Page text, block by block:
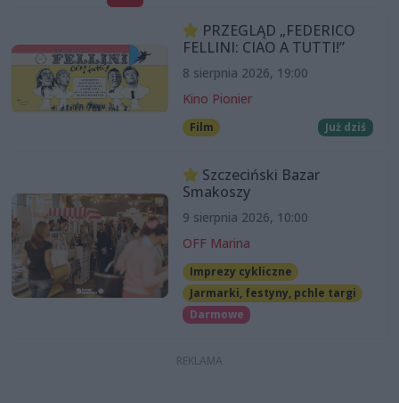
PRZEGLĄD „FEDERICO
FELLINI: CIAO A TUTTI!”
8 sierpnia 2026, 19:00
Kino Pionier
Film Już dziś
Szczeciński Bazar
Smakoszy
9 sierpnia 2026, 10:00
OFF Marina
Imprezy cykliczne
Jarmarki, festyny, pchle targi
Darmowe